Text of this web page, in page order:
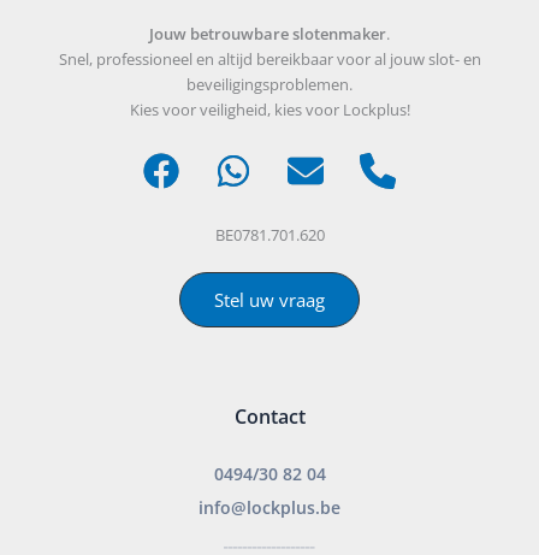
Jouw betrouwbare slotenmaker.
Snel, professioneel en altijd bereikbaar voor al jouw slot- en
beveiligingsproblemen.
Kies voor veiligheid, kies voor Lockplus!
BE0781.701.620
Stel uw vraag
Contact
0494/30 82 04
info@lockplus.be